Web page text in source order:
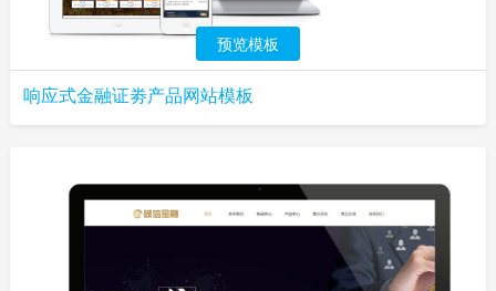
预览模板
响应式金融证劵产品网站模板